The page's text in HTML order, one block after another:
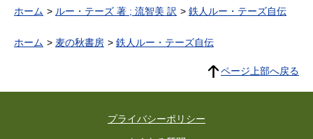
ホーム ルー・テーズ 著 ; 流智美 訳 鉄人ルー・テーズ自伝
ホーム 麦の秋書房 鉄人ルー・テーズ自伝
ページ上部へ戻る
プライバシーポリシー